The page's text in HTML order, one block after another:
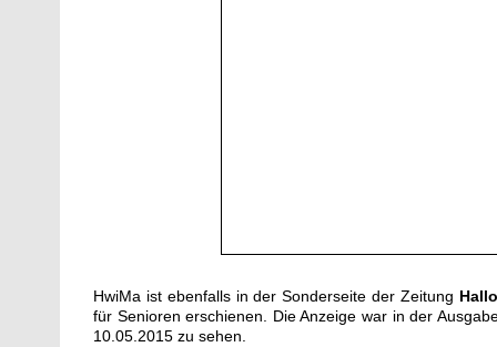
HwiMa ist ebenfalls in der Sonderseite der Zeitung Hallo
für Senioren erschienen. Die Anzeige war in der
10.05.2015 zu sehen.